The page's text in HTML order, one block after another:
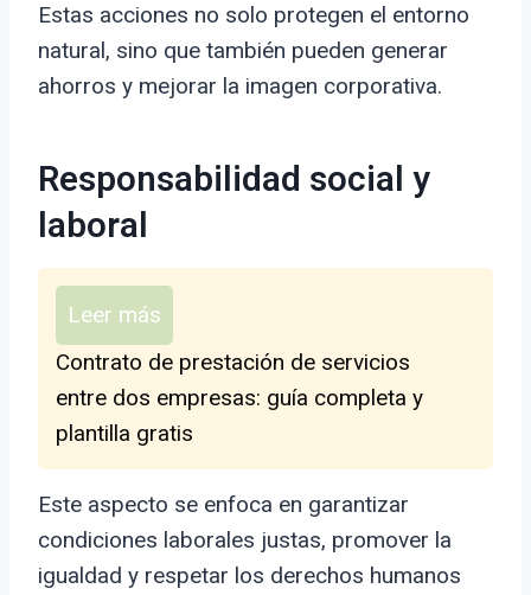
Estas acciones no solo protegen el entorno
natural, sino que también pueden generar
ahorros y mejorar la imagen corporativa.
Responsabilidad social y
laboral
Leer más
Contrato de prestación de servicios
entre dos empresas: guía completa y
plantilla gratis
Este aspecto se enfoca en garantizar
condiciones laborales justas, promover la
igualdad y respetar los derechos humanos